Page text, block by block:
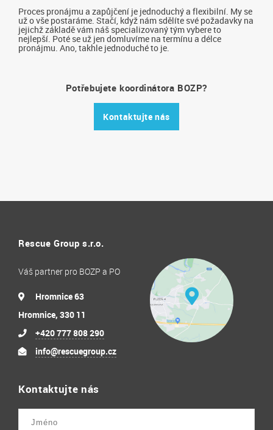
Proces pronájmu a zapůjčení je jednoduchý a flexibilní. My se
už o vše postaráme. Stačí, když nám sdělíte své požadavky na
jejichž základě vám náš specializovaný tým vybere to
nejlepší. Poté se už jen domluvíme na termínu a délce
pronájmu. Ano, takhle jednoduché to je.
Potřebujete koordinátora BOZP?
Kontaktujte nás
Rescue Group s.r.o.
Váš partner pro BOZP a PO
Hromnice 63
Hromnice, 330 11
+420 777 808 290
info@rescuegroup.cz
Kontaktujte nás